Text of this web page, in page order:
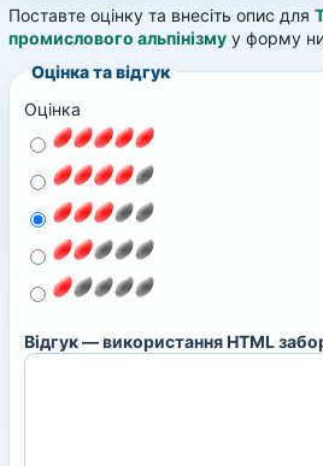
Поставте оцінку та внесіть опис для
промислового альпінізму у форму
Оцінка та відгук
Оцінка
Відгук — використання HTML